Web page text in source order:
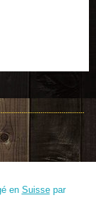
en Suissepar